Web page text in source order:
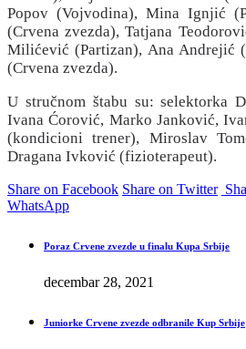
Popov (Vojvodina), Mina Ignjić
(Crvena zvezda), Tatjana
Milićević (Partizan), Ana Andrejić
(Crvena zvezda).
U stručnom štabu su: selektorka
Ivana Ćorović, Marko Janković,
(kondicioni trener), Miroslav
Dragana Ivković (fizioterapeut).
Share on Facebook Share on Twitter
WhatsApp
Poraz Crvene zvezde u finalu Kupa Srbije
decembar 28, 2021
Juniorke Crvene zvezde odbranile Kup Srbije